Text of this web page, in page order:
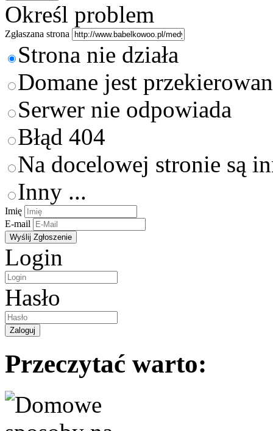
Określ problem
Zgłaszana strona
Strona nie działa
Domane jest
Serwer nie odpowiada
Błąd 404
Na docelowej stronie są
Inny ...
Imię
E-mail
Login
Hasło
Przeczytać warto: